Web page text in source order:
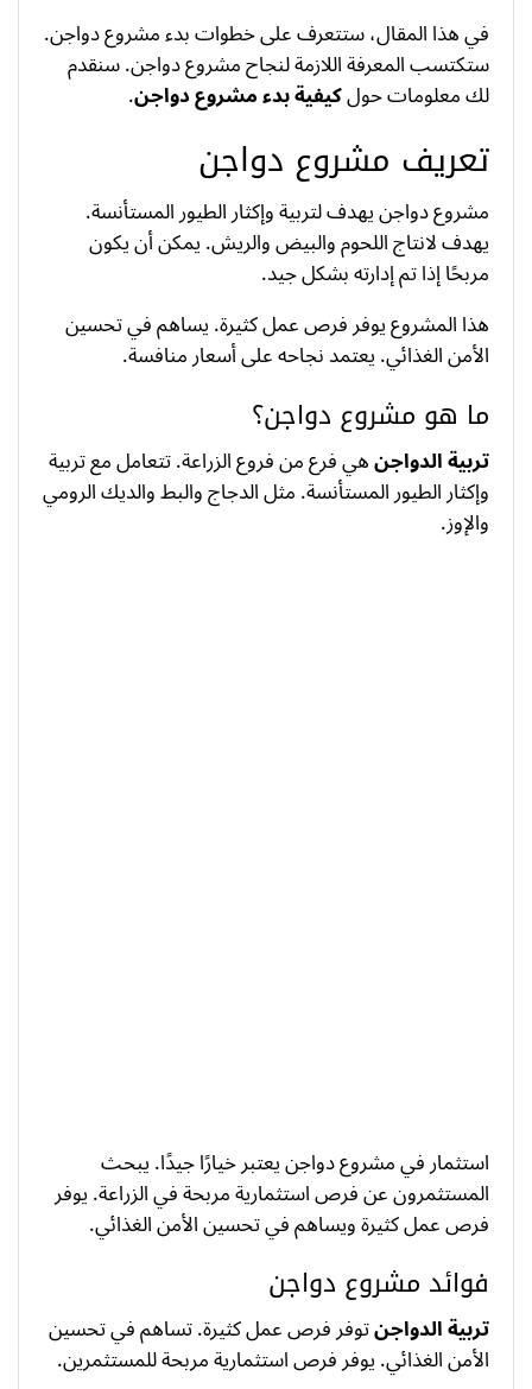
في هذا المقال، ستتعرف على خطوات بدء مشروع دواجن.
ستكتسب المعرفة اللازمة لنجاح مشروع دواجن. سنقدم
لك معلومات حولكيفية بدء مشروع دواجن.
تعريف مشروع دواجن
مشروع دواجن يهدف لتربية وإكثار الطيور المستأنسة.
يهدف لانتاج اللحوم والبيض والريش. يمكن أن يكون
مربحًا إذا تم إدارته بشكل جيد.
هذا المشروع يوفر فرص عمل كثيرة. يساهم في تحسين
الأمن الغذائي. يعتمد نجاحه على أسعار منافسة.
ما هو مشروع دواجن؟
تربية الدواجنهي فرع من فروع الزراعة. تتعامل مع تربية
وإكثار الطيور المستأنسة. مثل الدجاج والبط والديك الرومي
والإوز.
استثمار في مشروع دواجن يعتبر خيارًا جيدًا. يبحث
المستثمرون عن فرص استثمارية مربحة في الزراعة. يوفر
فرص عمل كثيرة ويساهم في تحسين الأمن الغذائي.
فوائد مشروع دواجن
تربية الدواجنتوفر فرص عمل كثيرة. تساهم في تحسين
الأمن الغذائي. يوفر فرص استثمارية مربحة للمستثمرين.